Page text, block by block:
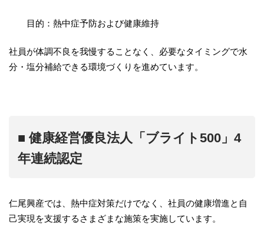
目的：熱中症予防および健康維持
社員が体調不良を我慢することなく、必要なタイミングで水
分・塩分補給できる環境づくりを進めています。
■ 健康経営優良法人「ブライト500」4
年連続認定
仁尾興産では、熱中症対策だけでなく、社員の健康増進と自
己実現を支援するさまざまな施策を実施しています。